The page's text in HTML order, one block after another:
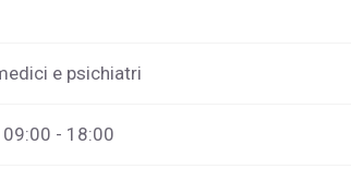
e psichiatri
09:00 - 18:00